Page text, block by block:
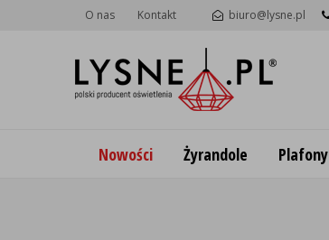
O nas Kontakt biuro@lysne.pl
Nowości Żyrandole Plafony